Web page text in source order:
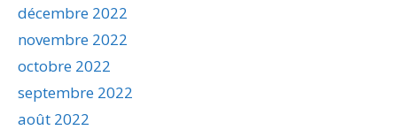
décembre 2022
novembre 2022
octobre 2022
septembre 2022
août 2022